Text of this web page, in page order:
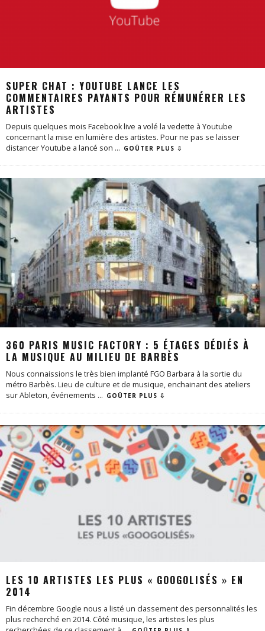
SUPER CHAT : YOUTUBE LANCE LES
COMMENTAIRES PAYANTS POUR RÉMUNÉRER LES
ARTISTES
Depuis quelques mois Facebook live a volé la vedette à Youtube
concernant la mise en lumière des artistes. Pour ne pas se laisser
distancer Youtube a lancé son ... GOÛTER PLUS ⇩
360 PARIS MUSIC FACTORY : 5 ÉTAGES DÉDIÉS À
LA MUSIQUE AU MILIEU DE BARBÈS
Nous connaissions le très bien implanté FGO Barbara à la sortie du
métro Barbès. Lieu de culture et de musique, enchainant des ateliers
sur Ableton, événements ... GOÛTER PLUS ⇩
LES 10 ARTISTES LES PLUS « GOOGOLISÉS » EN
2014
Fin décembre Google nous a listé un classement des personnalités les
plus recherché en 2014. Côté musique, les artistes les plus